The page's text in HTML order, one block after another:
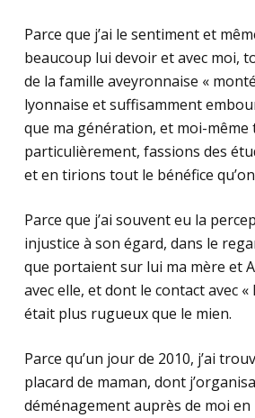
Parce que j’ai le sentiment et
beaucoup lui devoir et avec moi,
de la famille aveyronnaise «
lyonnaise et suffisamment
que ma génération, et moi-même
particulièrement, fassions des
et en tirions tout le bénéfice
Parce que j’ai souvent eu la
injustice à son égard, dans le
que portaient sur lui ma mère et
avec elle, et dont le contact avec
était plus rugueux que le mien.
Parce qu’un jour de 2010, j’ai
placard de maman, dont
déménagement auprès de moi